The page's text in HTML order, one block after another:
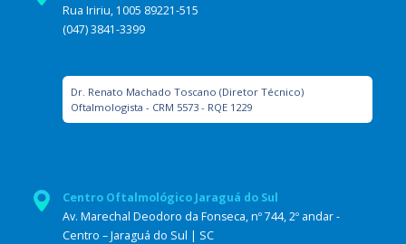
Rua Iririu, 1005 89221-515
(047) 3841-3399
Dr. Renato Machado Toscano (Diretor Técnico)
Oftalmologista - CRM 5573 - RQE 1229
Centro Oftalmológico Jaraguá do Sul
Av. Marechal Deodoro da Fonseca, nº 744, 2º andar -
Centro – Jaraguá do Sul | SC